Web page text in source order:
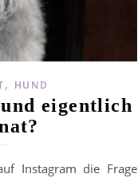
, HUND
eigentlich
Instagram die Frage